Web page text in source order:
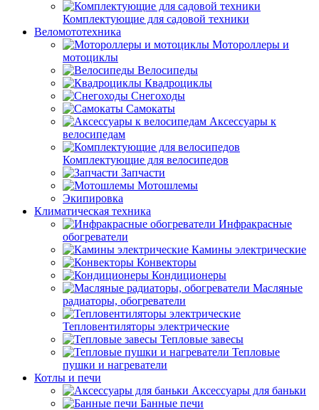
Комплектующие для садовой техники
Веломототехника
Мотороллеры и
мотоциклы
Велосипеды
Квадроциклы
Снегоходы
Самокаты
Аксессуары к
велосипедам
Комплектующие для велосипедов
Запчасти
Мотошлемы
Экипировка
Климатическая техника
Инфракрасные
обогреватели
Камины электрические
Конвекторы
Кондиционеры
Масляные
радиаторы, обогреватели
Тепловентиляторы электрические
Тепловые завесы
Тепловые
пушки и нагреватели
Котлы и печи
Аксессуары для баньки
Банные печи